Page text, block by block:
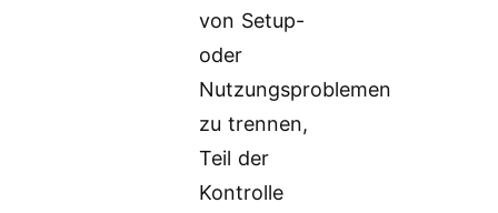
von Setup-
oder
Nutzungsproblemen
zu trennen,
Teil der
Kontrolle